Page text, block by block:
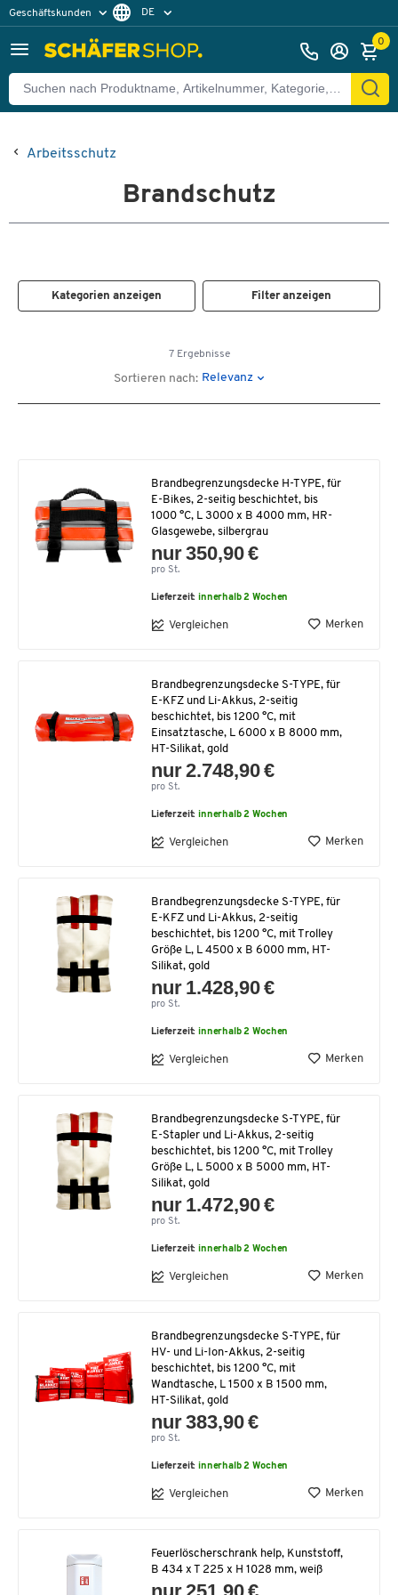
Geschäftskunden DE
0
Arbeitsschutz
Brandschutz
Kategorien anzeigen Filter anzeigen
7 Ergebnisse
Sortieren nach: Relevanz
Brandbegrenzungsdecke H-TYPE, für
E-Bikes, 2-seitig beschichtet, bis
1000 °C, L 3000 x B 4000 mm, HR-
Glasgewebe, silbergrau
nur 350,90 €
pro St.
Lieferzeit:innerhalb 2 Wochen
Vergleichen Merken
Brandbegrenzungsdecke S-TYPE, für
E-KFZ und Li-Akkus, 2-seitig
beschichtet, bis 1200 °C, mit
Einsatztasche, L 6000 x B 8000 mm,
HT-Silikat, gold
nur 2.748,90 €
pro St.
Lieferzeit:innerhalb 2 Wochen
Vergleichen Merken
Brandbegrenzungsdecke S-TYPE, für
E-KFZ und Li-Akkus, 2-seitig
beschichtet, bis 1200 °C, mit Trolley
Größe L, L 4500 x B 6000 mm, HT-
Silikat, gold
nur 1.428,90 €
pro St.
Lieferzeit:innerhalb 2 Wochen
Vergleichen Merken
Brandbegrenzungsdecke S-TYPE, für
E-Stapler und Li-Akkus, 2-seitig
beschichtet, bis 1200 °C, mit Trolley
Größe L, L 5000 x B 5000 mm, HT-
Silikat, gold
nur 1.472,90 €
pro St.
Lieferzeit:innerhalb 2 Wochen
Vergleichen Merken
Brandbegrenzungsdecke S-TYPE, für
HV- und Li-Ion-Akkus, 2-seitig
beschichtet, bis 1200 °C, mit
Wandtasche, L 1500 x B 1500 mm,
HT-Silikat, gold
nur 383,90 €
pro St.
Lieferzeit:innerhalb 2 Wochen
Vergleichen Merken
Feuerlöscherschrank help, Kunststoff,
B 434 x T 225 x H 1028 mm, weiß